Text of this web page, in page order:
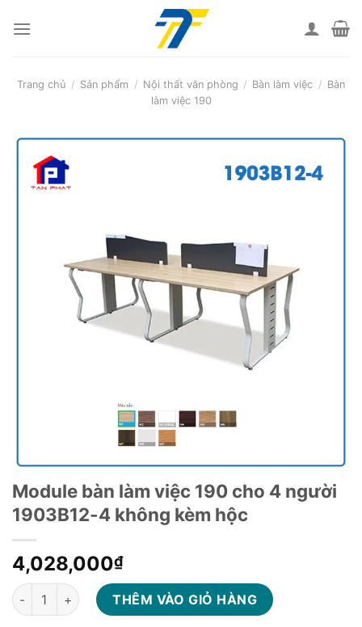
Trang chủ / Sản phẩm / Nội thất văn phòng / Bàn làm việc / Bàn
làm việc 190
Module bàn làm việc 190 cho 4 người
1903B12-4 không kèm hộc
4,028,000₫
Module bàn làm việc 190 cho 4 người 1903B12-4 không kèm
THÊM VÀO GIỎ HÀNG